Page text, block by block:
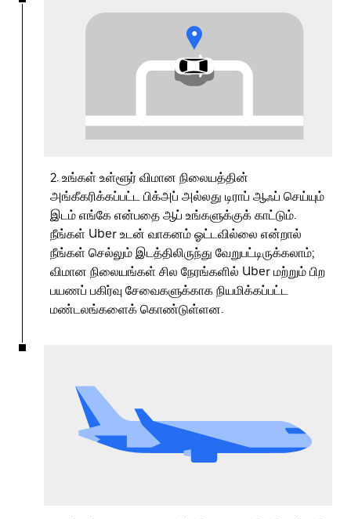
2. உங்கள் உள்ளூர் விமான நிலையத்தின்
அங்கீகரிக்கப்பட்ட பிக்அப் அல்லது டிராப் ஆஃப் செய்யும்
இடம் எங்கே என்பதை ஆப் உங்களுக்குக் காட்டும்.
நீங்கள் Uber உடன் வாகனம் ஓட்டவில்லை என்றால்
நீங்கள் செல்லும் இடத்திலிருந்து வேறுபட்டிருக்கலாம்;
விமான நிலையங்கள் சில நேரங்களில் Uber மற்றும் பிற
பயணப் பகிர்வு சேவைகளுக்காக நியமிக்கப்பட்ட
மண்டலங்களைக் கொண்டுள்ளன.